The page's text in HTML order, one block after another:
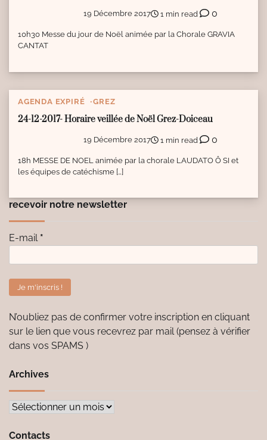
19 Décembre 2017 1 min read 0
10h30 Messe du jour de Noël animée par la Chorale GRAVIA
CANTAT
AGENDA EXPIRÉ GREZ
24-12-2017- Horaire veillée de Noël Grez-Doiceau
19 Décembre 2017 1 min read 0
18h MESSE DE NOEL animée par la chorale LAUDATO Ô SI et
les équipes de catéchisme […]
recevoir notre newsletter
E-mail *
N’oubliez pas de confirmer votre inscription en cliquant
sur le lien que vous recevrez par mail (pensez à vérifier
dans vos SPAMS )
Archives
Archives
Contacts